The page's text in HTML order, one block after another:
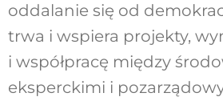
oddalanie się od
trwa i wspiera projekty,
i współpracę między
eksperckimi i